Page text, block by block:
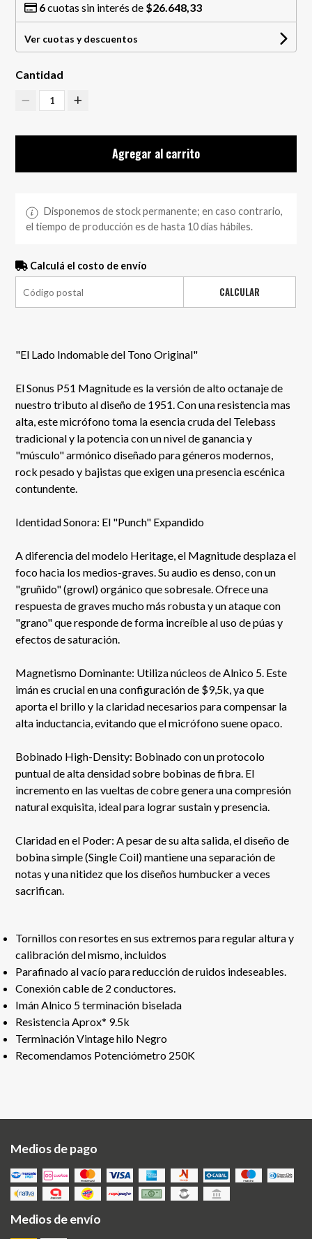
6cuotas sin interés de $26.648,33
Ver cuotas y descuentos
Cantidad
1
Agregar al carrito
Disponemos de stock permanente; en caso contrario,
el tiempo de producción es de hasta 10 días hábiles.
Calculá el costo de envío
CALCULAR
"El Lado Indomable del Tono Original"
El Sonus P51 Magnitude es la versión de alto octanaje de
nuestro tributo al diseño de 1951. Con una resistencia mas
alta, este micrófono toma la esencia cruda del Telebass
tradicional y la potencia con un nivel de ganancia y
"músculo" armónico diseñado para géneros modernos,
rock pesado y bajistas que exigen una presencia escénica
contundente.
Identidad Sonora: El "Punch" Expandido
A diferencia del modelo Heritage, el Magnitude desplaza el
foco hacia los medios-graves. Su audio es denso, con un
"gruñido" (growl) orgánico que sobresale. Ofrece una
respuesta de graves mucho más robusta y un ataque con
"grano" que responde de forma increíble al uso de púas y
efectos de saturación.
Magnetismo Dominante: Utiliza núcleos de Alnico 5. Este
imán es crucial en una configuración de $9,5k, ya que
aporta el brillo y la claridad necesarios para compensar la
alta inductancia, evitando que el micrófono suene opaco.
Bobinado High-Density: Bobinado con un protocolo
puntual de alta densidad sobre bobinas de fibra. El
incremento en las vueltas de cobre genera una compresión
natural exquisita, ideal para lograr sustain y presencia.
Claridad en el Poder: A pesar de su alta salida, el diseño de
bobina simple (Single Coil) mantiene una separación de
notas y una nitidez que los diseños humbucker a veces
sacrifican.
Tornillos con resortes en sus extremos para regular altura y
calibración del mismo, incluidos
Parafinado al vacío para reducción de ruidos indeseables.
Conexión cable de 2 conductores.
Imán Alnico 5 terminación biselada
Resistencia Aprox* 9.5k
Terminación Vintage hilo Negro
Recomendamos Potenciómetro 250K
Medios de pago
Medios de envío